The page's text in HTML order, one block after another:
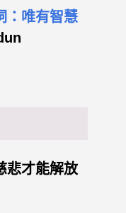
：唯有智慧
悲才能解放